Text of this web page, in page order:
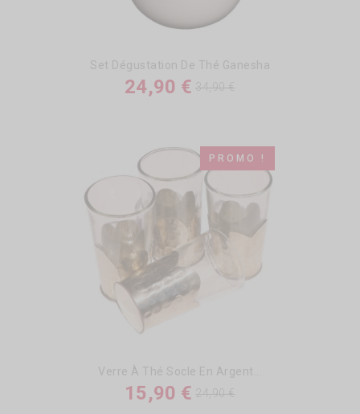
Set Dégustation De Thé Ganesha
24,90 € 34,90 €
PROMO !
Verre À Thé Socle En Argent...
15,90 € 24,90 €